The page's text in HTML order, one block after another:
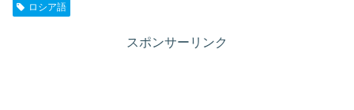
ロシア語
スポンサーリンク